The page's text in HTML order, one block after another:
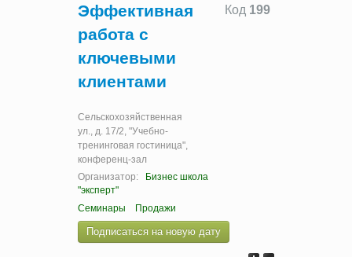
Код 199
Эффективная
работа с
ключевыми
клиентами
Сельскохозяйственная
ул., д. 17/2, "Учебно-
тренинговая гостиница",
конференц-зал
Организатор:
Бизнес школа
"эксперт"
Семинары
Продажи
Подписаться на новую дату